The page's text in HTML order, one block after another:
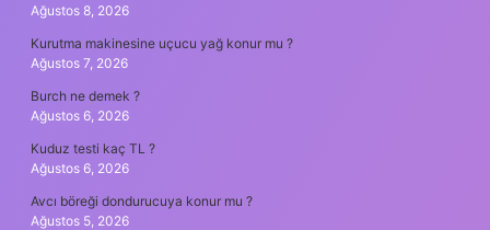
Ağustos 8, 2026
Kurutma makinesine uçucu yağ konur mu ?
Ağustos 7, 2026
Burch ne demek ?
Ağustos 6, 2026
Kuduz testi kaç TL ?
Ağustos 6, 2026
Avcı böreği dondurucuya konur mu ?
Ağustos 5, 2026